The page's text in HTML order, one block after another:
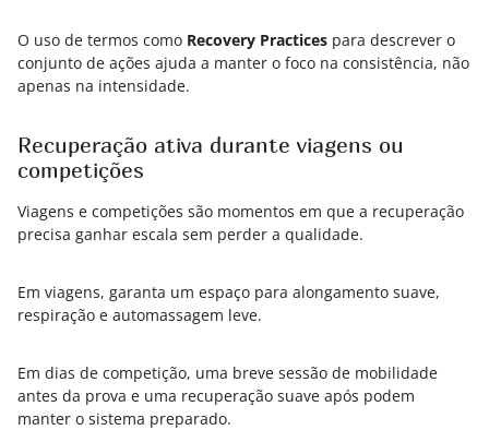
O uso de termos como Recovery Practices para descrever o
conjunto de ações ajuda a manter o foco na consistência, não
apenas na intensidade.
Recuperação ativa durante viagens ou
competições
Viagens e competições são momentos em que a recuperação
precisa ganhar escala sem perder a qualidade.
Em viagens, garanta um espaço para alongamento suave,
respiração e automassagem leve.
Em dias de competição, uma breve sessão de mobilidade
antes da prova e uma recuperação suave após podem
manter o sistema preparado.